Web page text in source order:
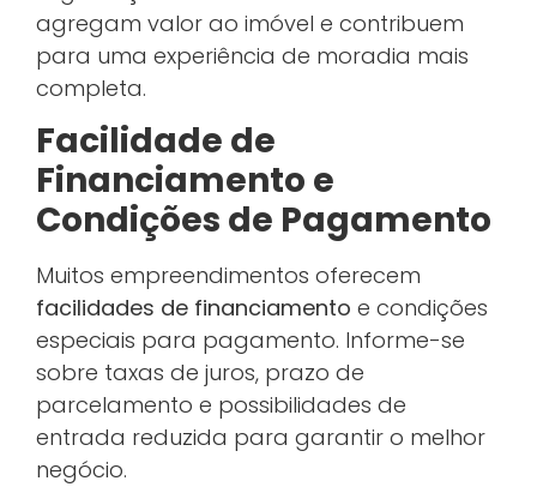
agregam valor ao imóvel e contribuem
para uma experiência de moradia mais
completa.
Facilidade de
Financiamento e
Condições de Pagamento
Muitos empreendimentos oferecem
facilidades de financiamento e condições
especiais para pagamento. Informe-se
sobre taxas de juros, prazo de
parcelamento e possibilidades de
entrada reduzida para garantir o melhor
negócio.